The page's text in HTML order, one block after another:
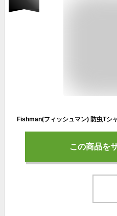
Fishman(フィッシュマン) 防虫Tシ
この商品を